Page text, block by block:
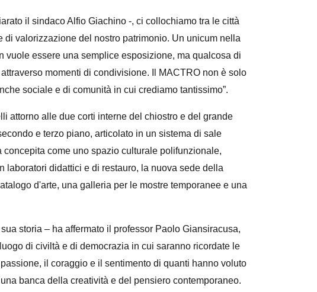
il sindaco Alfio Giachino -, ci collochiamo tra le città
valorizzazione del nostro patrimonio. Un unicum nella
vuole essere una semplice esposizione, ma qualcosa di
momenti di condivisione. Il MACTRO non è solo
sociale e di comunità in cui crediamo tantissimo”.
attorno alle due corti interne del chiostro e del grande
e terzo piano, articolato in un sistema di sale
come uno spazio culturale polifunzionale,
laboratori didattici e di restauro, la nuova sede della
d'arte, una galleria per le mostre temporanee e una
storia – ha affermato il professor Paolo Giansiracusa,
di civiltà e di democrazia in cui saranno ricordate le
il coraggio e il sentimento di quanti hanno voluto
banca della creatività e del pensiero contemporaneo.